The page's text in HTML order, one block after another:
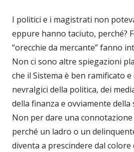
I politici e i magistrati non
eppure hanno taciuto, perché?
“orecchie da mercante” fanno
Non ci sono altre spiegazioni
che il Sistema è ben ramificato
nevralgici della politica, dei
della finanza e ovviamente della
Non per dare una
perché un ladro o un
diventa a prescindere dal colore